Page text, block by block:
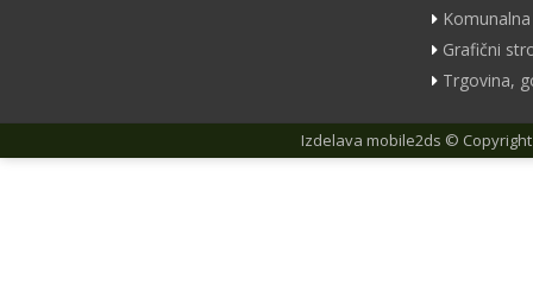
Grafični
Trgovina,
Izdelava mobile2ds ©